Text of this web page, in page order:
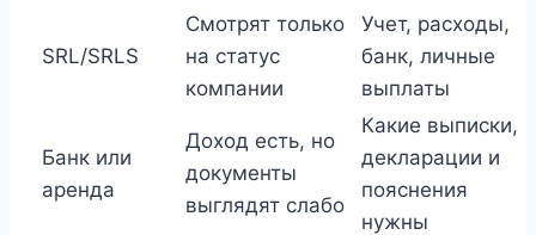
SRL/SRLS
Смотрят только
на статус
компании
Учет, расходы,
банк, личные
выплаты
Банк или
аренда
Доход есть, но
документы
выглядят слабо
Какие выписки,
декларации и
пояснения
нужны